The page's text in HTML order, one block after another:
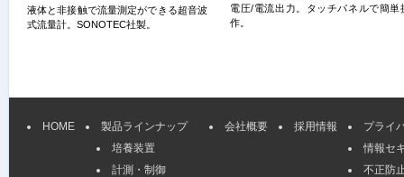
液体と非接触で流量測定ができる超音波
式流量計。SONOTEC社製。
電圧/電流出力。タッチパネルで簡単
作。
HOME
製品ラインナップ
培養装置
計測・制御
会社概要 採用情報
プライ
情報セ
不正防